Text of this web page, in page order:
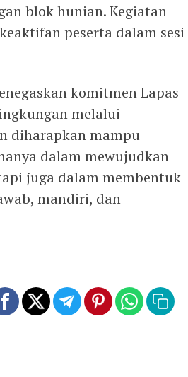
blok hunian. Kegiatan
peserta dalam sesi
komitmen Lapas
melalui
diharapkan mampu
dalam mewujudkan
juga dalam membentuk
mandiri, dan